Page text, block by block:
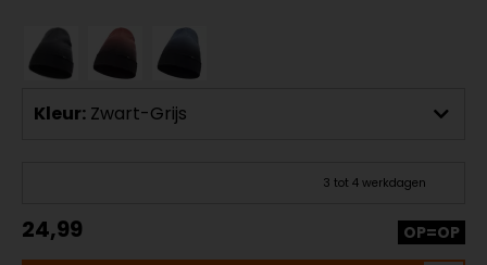
Kleur: Zwart-Grijs
3 tot 4 werkdagen
24,99 OP=OP